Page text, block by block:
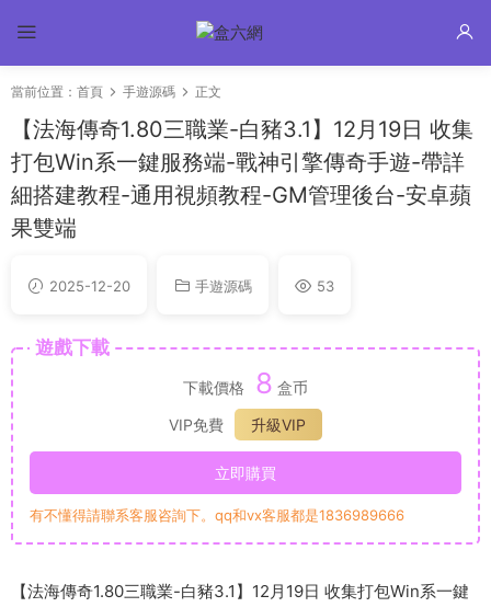
當前位置： 首頁 手遊源碼 正文
【法海傳奇1.80三職業-白豬3.1】12月19日 收集
打包Win系一鍵服務端-戰神引擎傳奇手遊-帶詳
細搭建教程-通用視頻教程-GM管理後台-安卓蘋
果雙端
2025-12-20 手遊源碼 53
遊戲下載
下載價格 8 盒币
VIP免費
升級VIP
立即購買
有不懂得請聯系客服咨詢下。qq和vx客服都是1836989666
【法海傳奇1.80三職業-白豬3.1】12月19日 收集打包Win系一鍵